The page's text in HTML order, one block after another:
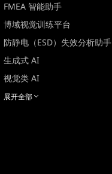
FMEA 智能助手
博域视觉训练平台
防静电（ESD）失效分析助手
生成式 AI
视觉类 AI
展开全部